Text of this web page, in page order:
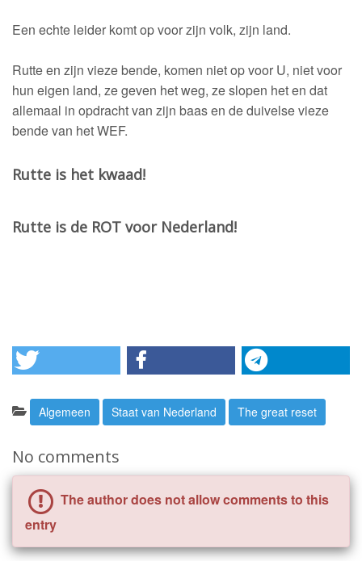
Een echte leider komt op voor zijn volk, zijn land.
Rutte en zijn vieze bende, komen niet op voor U, niet voor
hun eigen land, ze geven het weg, ze slopen het en dat
allemaal in opdracht van zijn baas en de duivelse vieze
bende van het WEF.
Rutte is het kwaad!
Rutte is de ROT voor Nederland!
Categories:
Algemeen Staat van Nederland The great reset
No comments
The author does not allow comments to this
entry